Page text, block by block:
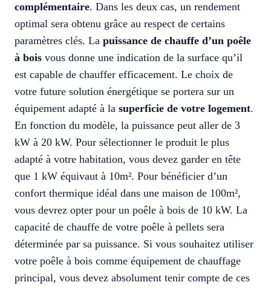
complémentaire. Dans les deux cas, un rendement
optimal sera obtenu grâce au respect de certains
paramètres clés. La puissance de chauffe d’un poêle
à bois vous donne une indication de la surface qu’il
est capable de chauffer efficacement. Le choix de
votre future solution énergétique se portera sur un
équipement adapté à la superficie de votre logement.
En fonction du modèle, la puissance peut aller de 3
kW à 20 kW. Pour sélectionner le produit le plus
adapté à votre habitation, vous devez garder en tête
que 1 kW équivaut à 10m². Pour bénéficier d’un
confort thermique idéal dans une maison de 100m²,
vous devrez opter pour un poêle à bois de 10 kW. La
capacité de chauffe de votre poêle à pellets sera
déterminée par sa puissance. Si vous souhaitez utiliser
votre poêle à bois comme équipement de chauffage
principal, vous devez absolument tenir compte de ces